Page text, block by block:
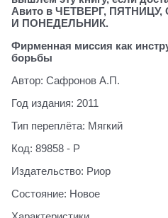
Авито в ЧЕТВЕРГ,
И ПОНЕДЕЛЬНИК.
Фирменная миссия как
борьбы
Автор: Сафронов А.П.
Год издания: 2011
Тип переплёта: Мягкий
Код: 89858 - Р
Издательство: Риор
Состояние: Новое